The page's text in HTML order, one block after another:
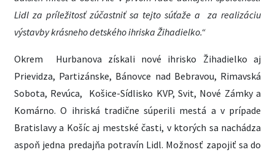
Lidl za príležitosť zúčastniť sa tejto súťaže a
za realizáciu
výstavby krásneho detského ihriska Žihadielko.“
Okrem Hurbanova získali nové ihrisko Žihadielko aj
Prievidza, Partizánske, Bánovce nad Bebravou, Rimavská
Sobota, Revúca,
Košice-Sídlisko KVP, Svit, Nové Zámky a
Komárno. O ihriská tradične súperili mestá a v prípade
Bratislavy a Košíc aj mestské časti, v ktorých sa nachádza
aspoň jedna predajňa potravín Lidl. Možnosť zapojiť sa do